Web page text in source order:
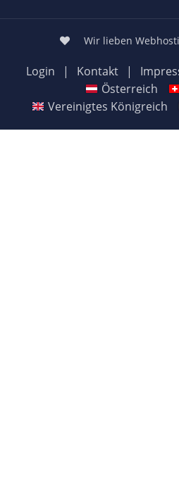
Wir lieben
Login | Kontakt |
Österreich
Vereinigtes Königreich